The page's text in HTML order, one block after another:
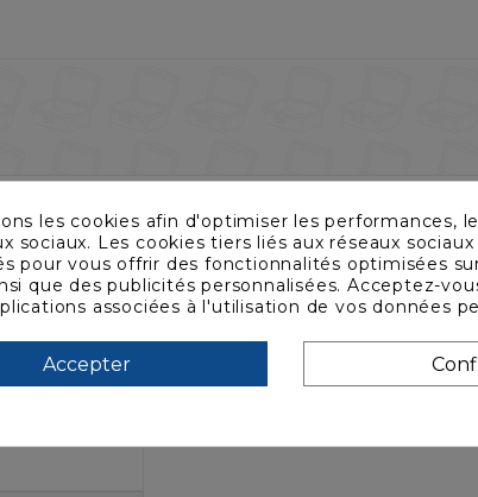
les cookies afin d'optimiser les performances,
sociaux. Les cookies tiers liés aux réseaux
pour vous offrir des fonctionnalités optimisées
que des publicités personnalisées. Acceptez-
associées à l'utilisation de vos données
Accepter